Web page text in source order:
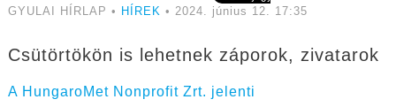
GYULAI HÍRLAP • HÍREK • 2024. június 12. 17:35
Csütörtökön is lehetnek záporok, zivatarok
A HungaroMet Nonprofit Zrt. jelenti